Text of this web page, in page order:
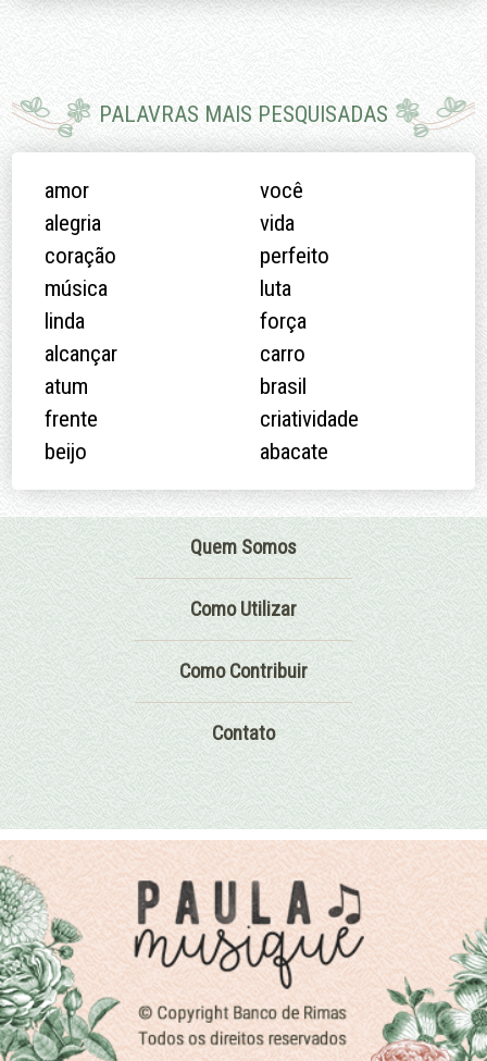
PALAVRAS MAIS PESQUISADAS
amor
você
alegria
vida
coração
perfeito
música
luta
linda
força
alcançar
carro
atum
brasil
frente
criatividade
beijo
abacate
Quem Somos
Como Utilizar
Como Contribuir
Contato